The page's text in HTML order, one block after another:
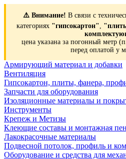
⚠️ Внимание! В связи с
категориях "гипсокартон",
цена указана за погонный метр
перед оплатой у
Армирующий материал и добавки
Вентиляция
Гипсокартон, плиты, фанера,
Запчасти для оборудования
Изоляционные материалы и
Инструменты
Крепеж и Метизы
Клеющие составы и монтажная
Лакокрасочные материалы
Подвесной потолок, профиль и
Оборудование и средства для